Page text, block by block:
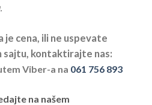
je cena, ili ne uspevate
sajtu, kontaktirajte nas:
Viber-a na 061 756 893
na našem